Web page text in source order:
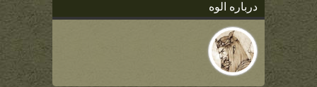
درباره الوه